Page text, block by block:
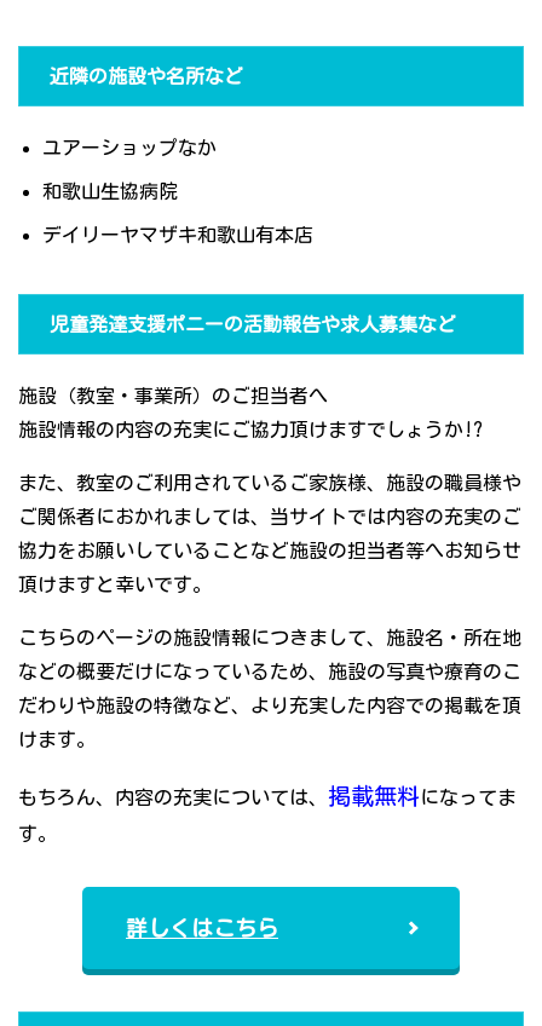
近隣の施設や名所など
ユアーショップなか
和歌山生協病院
デイリーヤマザキ和歌山有本店
児童発達支援ポニーの活動報告や求人募集など
施設（教室・事業所）のご担当者へ
施設情報の内容の充実にご協力頂けますでしょうか!?
また、教室のご利用されているご家族様、施設の職員様や
ご関係者におかれましては、当サイトでは内容の充実のご
協力をお願いしていることなど施設の担当者等へお知らせ
頂けますと幸いです。
こちらのページの施設情報につきまして、施設名・所在地
などの概要だけになっているため、施設の写真や療育のこ
だわりや施設の特徴など、より充実した内容での掲載を頂
けます。
もちろん、内容の充実については、 掲載無料になってま
す。
詳しくはこちら